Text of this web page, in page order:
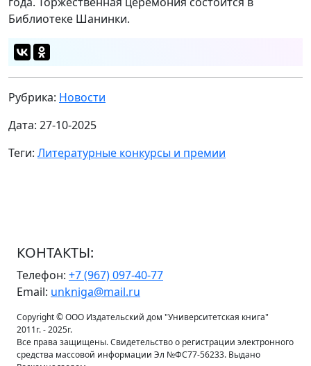
Библиотеке Шанинки.
Рубрика: Новости
Дата: 27-10-2025
Теги: Литературные конкурсы и премии
КОНТАКТЫ:
Телефон: +7 (967) 097-40-77
Email: unkniga@mail.ru
Copyright © ООО Издательский дом "Университетская книга"
2011г. - 2025г.
Все права защищены. Свидетельство о регистрации электронного
средства массовой информации Эл №ФС77-56233. Выдано